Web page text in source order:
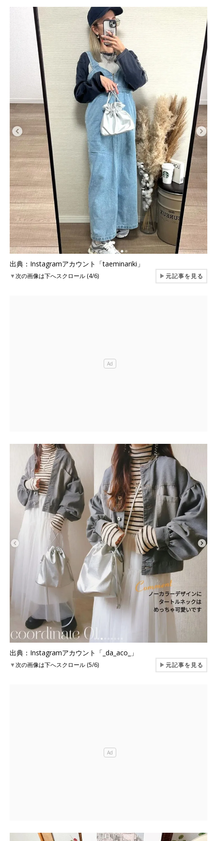
出典：Instagramアカウント「taeminariki」
▼次の画像は下へスクロール (4/6) ▶元記事を見る
出典：Instagramアカウント「_da_aco_」
▼次の画像は下へスクロール (5/6) ▶元記事を見る